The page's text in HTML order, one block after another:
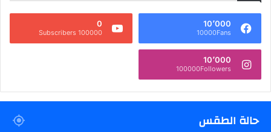
10٬000
10000Fans
0
100000 Subscribers
10٬000
100000Followers
حالة الطقس